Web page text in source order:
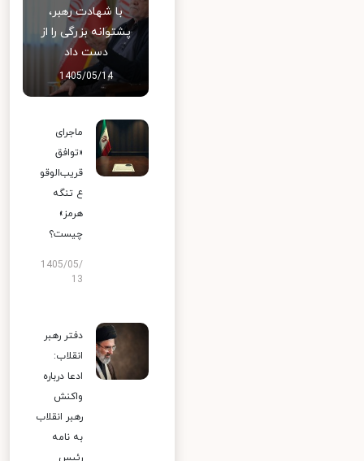
با شهادت رهبر،
پشتوانه بزرگی را از
دست داد
1405/05/14
ماجرای
«توافق
قریب‌الوقو
ع تنگه
هرمز»
چیست؟
1405/05/
13
دفتر رهبر
انقلاب:
ادعا درباره
واکنش
رهبر انقلاب
به نامه
رئیس